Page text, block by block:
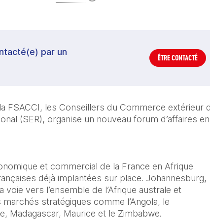
par un
ÊTRE CONTACTÉ
FSACCI, les Conseillers du Commerce extérieur
(SER), organise un nouveau forum d’affaires en
et commercial de la France en Afrique
déjà implantées sur place. Johannesburg,
vers l’ensemble de l’Afrique australe et
stratégiques comme l’Angola, le
Madagascar, Maurice et le Zimbabwe.